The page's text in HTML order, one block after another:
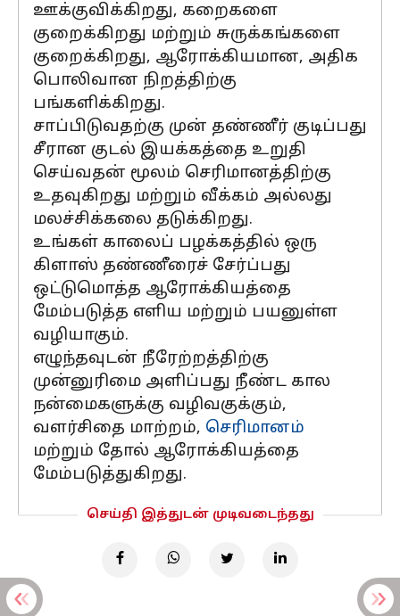
ஊக்குவிக்கிறது, கறைகளை
குறைக்கிறது மற்றும் சுருக்கங்களை
குறைக்கிறது, ஆரோக்கியமான, அதிக
பொலிவான நிறத்திற்கு
பங்களிக்கிறது.
சாப்பிடுவதற்கு முன் தண்ணீர் குடிப்பது
சீரான குடல் இயக்கத்தை உறுதி
செய்வதன் மூலம் செரிமானத்திற்கு
உதவுகிறது மற்றும் வீக்கம் அல்லது
மலச்சிக்கலை தடுக்கிறது.
உங்கள் காலைப் பழக்கத்தில் ஒரு
கிளாஸ் தண்ணீரைச் சேர்ப்பது
ஒட்டுமொத்த ஆரோக்கியத்தை
மேம்படுத்த எளிய மற்றும் பயனுள்ள
வழியாகும்.
எழுந்தவுடன் நீரேற்றத்திற்கு
முன்னுரிமை அளிப்பது நீண்ட கால
நன்மைகளுக்கு வழிவகுக்கும்,
வளர்சிதை மாற்றம், செரிமானம்
மற்றும் தோல் ஆரோக்கியத்தை
மேம்படுத்துகிறது.
செய்தி இத்துடன் முடிவடைந்தது